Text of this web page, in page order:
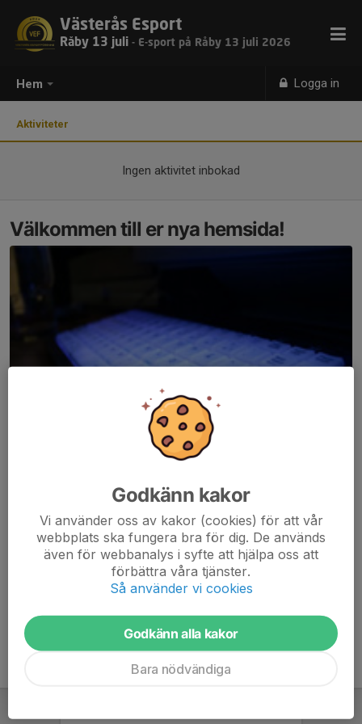
Hem Logga in
Västerås Esport
Råby 13 juli - E-sport på Råby 13 juli 2026
Aktiviteter
Ingen aktivitet inbokad
Välkommen till er nya hemsida!
Här hamnar automatiskt de senaste nyheterna på hemsidan. För
att kunna börja administrera hemsidan loggar du in högst upp till
höger.
Godkänn kakor
Vi använder oss av kakor (cookies) för att vår
webbplats ska fungera bra för dig. De används
även för webbanalys i syfte att hjälpa oss att
förbättra våra tjänster.
Så använder vi cookies
Godkänn alla kakor
Bara nödvändiga